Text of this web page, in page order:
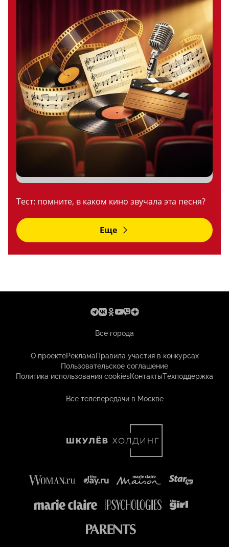
Тест: помните, в каком кино звучала эта песня?
Еще
Все города
О проектеРекламаПравила участия в конкурсах
Пользовательское соглашение
Политика использования cookiesКонтактыТехподдержка
Все телепередачи в Москве